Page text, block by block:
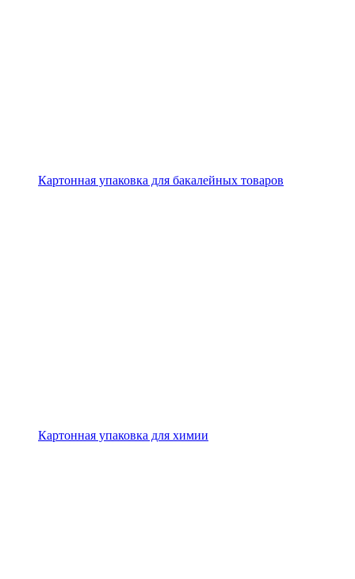
Картонная упаковка для бакалейных товаров
Картонная упаковка для химии